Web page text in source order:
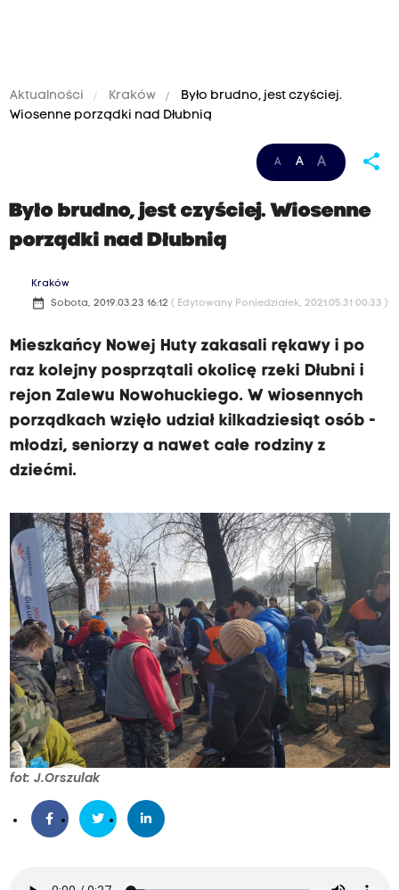
Aktualności Kraków
Było brudno, jest czyściej.
Wiosenne porządki nad Dłubnią
A A A share
Było brudno, jest czyściej. Wiosenne
porządki nad Dłubnią
Kraków
date_range Sobota, 2019.03.23 16:12 ( Edytowany Poniedziałek, 2021.05.31 00:33 )
Mieszkańcy Nowej Huty zakasali rękawy i po
raz kolejny posprzątali okolicę rzeki Dłubni i
rejon Zalewu Nowohuckiego. W wiosennych
porządkach wzięło udział kilkadziesiąt osób -
młodzi, seniorzy a nawet całe rodziny z
dziećmi.
fot: J.Orszulak